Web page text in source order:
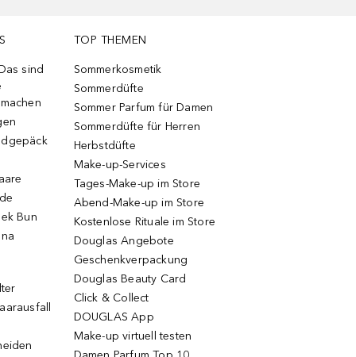
sind
Bun
TOP THEMEN
Sommerkosmetik
Sommerdüfte
Sommer Parfum für Damen
Sommerdüfte für Herren
Herbstdüfte
Make-up-Services
Tages-Make-up im Store
Abend-Make-up im Store
Kostenlose Rituale im Store
Douglas Angebote
Geschenkverpackung
Douglas Beauty Card
Click & Collect
DOUGLAS App
Make-up virtuell testen